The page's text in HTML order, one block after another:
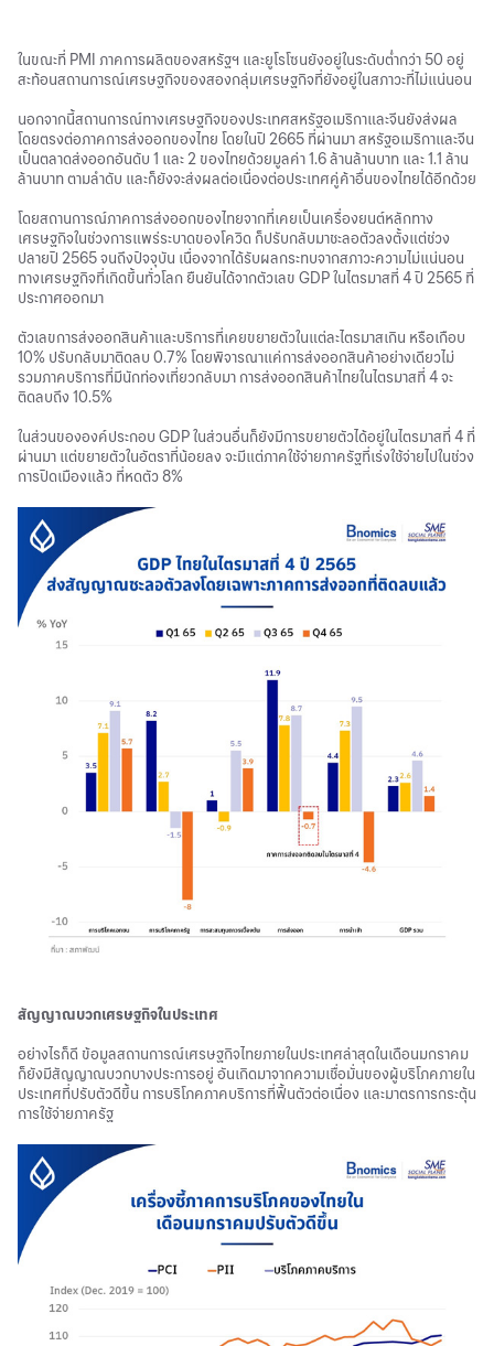
ในขณะที่ PMI ภาคการผลิตของสหรัฐฯ และยูโรโซนยังอยู่ในระดับต่ำกว่า 50 อยู่
สะท้อนสถานการณ์เศรษฐกิจของสองกลุ่มเศรษฐกิจที่ยังอยู่ในสภาวะที่ไม่แน่นอน
นอกจากนี้สถานการณ์ทางเศรษฐกิจของประเทศสหรัฐอเมริกาและจีนยังส่งผล
โดยตรงต่อภาคการส่งออกของไทย โดยในปี 2665 ที่ผ่านมา สหรัฐอเมริกาและจีน
เป็นตลาดส่งออกอันดับ 1 และ 2 ของไทยด้วยมูลค่า 1.6 ล้านล้านบาท และ 1.1 ล้าน
ล้านบาท ตามลำดับ และก็ยังจะส่งผลต่อเนื่องต่อประเทศคู่ค้าอื่นของไทยได้อีกด้วย
โดยสถานการณ์ภาคการส่งออกของไทยจากที่เคยเป็นเครื่องยนต์หลักทาง
เศรษฐกิจในช่วงการแพร่ระบาดของโควิด ก็ปรับกลับมาชะลอตัวลงตั้งแต่ช่วง
ปลายปี 2565 จนถึงปัจจุบัน เนื่องจากได้รับผลกระทบจากสภาวะความไม่แน่นอน
ทางเศรษฐกิจที่เกิดขึ้นทั่วโลก ยืนยันได้จากตัวเลข GDP ในไตรมาสที่ 4 ปี 2565 ที่
ประกาศออกมา
ตัวเลขการส่งออกสินค้าและบริการที่เคยขยายตัวในแต่ละไตรมาสเกิน หรือเกือบ
10% ปรับกลับมาติดลบ 0.7% โดยพิจารณาแค่การส่งออกสินค้าอย่างเดียวไม่
รวมภาคบริการที่มีนักท่องเที่ยวกลับมา การส่งออกสินค้าไทยในไตรมาสที่ 4 จะ
ติดลบถึง 10.5%
ในส่วนขององค์ประกอบ GDP ในส่วนอื่นก็ยังมีการขยายตัวได้อยู่ในไตรมาสที่ 4 ที่
ผ่านมา แต่ขยายตัวในอัตราที่น้อยลง จะมีแต่ภาคใช้จ่ายภาครัฐที่เร่งใช้จ่ายไปในช่วง
การปิดเมืองแล้ว ที่หดตัว 8%
สัญญาณบวกเศรษฐกิจในประเทศ
อย่างไรก็ดี ข้อมูลสถานการณ์เศรษฐกิจไทยภายในประเทศล่าสุดในเดือนมกราคม
ก็ยังมีสัญญาณบวกบางประการอยู่ อันเกิดมาจากความเชื่อมั่นของผู้บริโภคภายใน
ประเทศที่ปรับตัวดีขึ้น การบริโภคภาคบริการที่ฟื้นตัวต่อเนื่อง และมาตรการกระตุ้น
การใช้จ่ายภาครัฐ